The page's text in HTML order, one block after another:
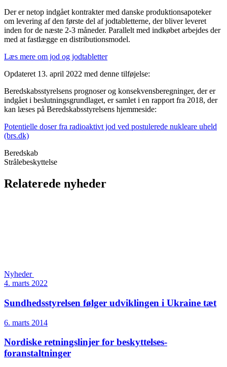
Der er netop indgået kontrakter med danske produktionsapoteker
om levering af den første del af jodtabletterne, der bliver leveret
inden for de næste 2-3 måneder. Parallelt med indkøbet arbejdes der
med at fastlægge en distributionsmodel.
Læs mere om jod og jodtabletter
Opdateret 13. april 2022 med denne tilføjelse:
Beredskabsstyrelsens prognoser og konsekvensberegninger, der er
indgået i beslutningsgrundlaget, er samlet i en rapport fra 2018, der
kan læses på Beredskabsstyrelsens hjemmeside:
Potentielle doser fra radioaktivt jod ved postulerede nukleare uheld
(brs.dk)
Beredskab
Strålebeskyttelse
Relaterede nyheder
Nyheder
4. marts 2022
Sundheds­styrelsen følger udviklingen i Ukraine tæt
6. marts 2014
Nordiske retningslinjer for beskyttelses­
foranstaltninger